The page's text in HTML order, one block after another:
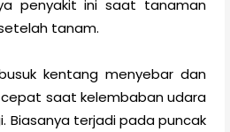
penyakit ini saat tanaman
tanam.
kentang menyebar dan
saat kelembaban udara
Biasanya terjadi pada puncak